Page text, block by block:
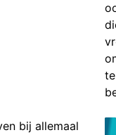
te
bij allemaal